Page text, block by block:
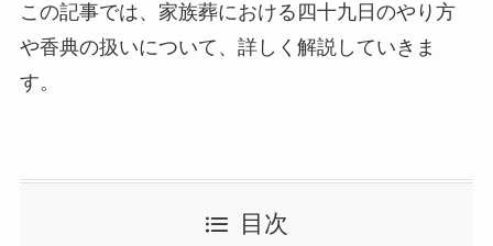
この記事では、家族葬における四十九日のやり方
や香典の扱いについて、詳しく解説していきま
す。
目次